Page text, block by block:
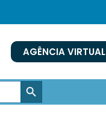
AGÊNCIA VIRTUAL
SEARCH BUTTON